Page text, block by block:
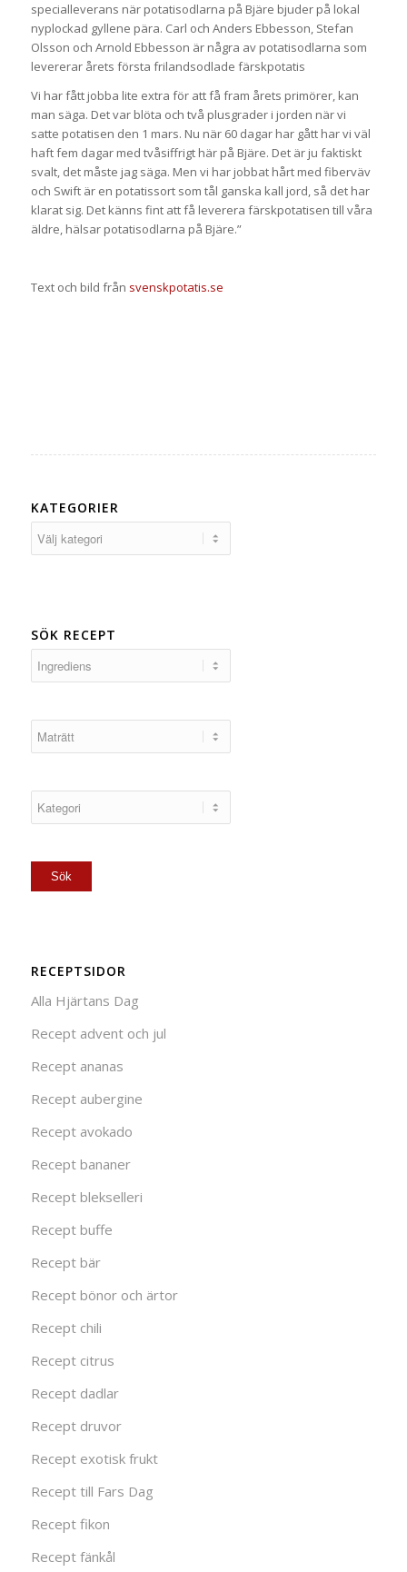
specialleverans när potatisodlarna på Bjäre bjuder på lokal
nyplockad gyllene pära. Carl och Anders Ebbesson, Stefan
Olsson och Arnold Ebbesson är några av potatisodlarna som
levererar årets första frilandsodlade färskpotatis
Vi har fått jobba lite extra för att få fram årets primörer, kan
man säga. Det var blöta och två plusgrader i jorden när vi
satte potatisen den 1 mars. Nu när 60 dagar har gått har vi väl
haft fem dagar med tvåsiffrigt här på Bjäre. Det är ju faktiskt
svalt, det måste jag säga. Men vi har jobbat hårt med fiberväv
och Swift är en potatissort som tål ganska kall jord, så det har
klarat sig. Det känns fint att få leverera färskpotatisen till våra
äldre, hälsar potatisodlarna på Bjäre.”
Text och bild från svenskpotatis.se
KATEGORIER
SÖK RECEPT
RECEPTSIDOR
Alla Hjärtans Dag
Recept advent och jul
Recept ananas
Recept aubergine
Recept avokado
Recept bananer
Recept blekselleri
Recept buffe
Recept bär
Recept bönor och ärtor
Recept chili
Recept citrus
Recept dadlar
Recept druvor
Recept exotisk frukt
Recept till Fars Dag
Recept fikon
Recept fänkål